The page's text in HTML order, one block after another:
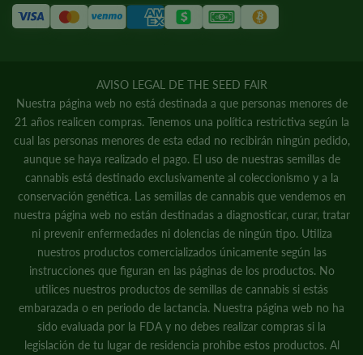
AVISO LEGAL DE THE SEED FAIR
Nuestra página web no está destinada a que personas menores de
21 años realicen compras. Tenemos una política restrictiva según la
cual las personas menores de esta edad no recibirán ningún pedido,
aunque se haya realizado el pago. El uso de nuestras semillas de
cannabis está destinado exclusivamente al coleccionismo y a la
conservación genética. Las semillas de cannabis que vendemos en
nuestra página web no están destinadas a diagnosticar, curar, tratar
ni prevenir enfermedades ni dolencias de ningún tipo. Utiliza
nuestros productos comercializados únicamente según las
instrucciones que figuran en las páginas de los productos. No
utilices nuestros productos de semillas de cannabis si estás
embarazada o en periodo de lactancia. Nuestra página web no ha
sido evaluada por la FDA y no debes realizar compras si la
legislación de tu lugar de residencia prohíbe estos productos. Al